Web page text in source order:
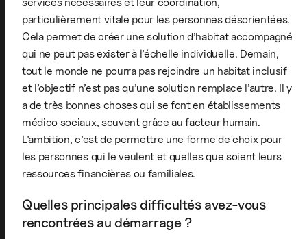
particulièrement vitale pour les personnes désorientées.
Cela permet de créer une solution d’habitat accompagné
qui ne peut pas exister à l’échelle individuelle. Demain,
tout le monde ne pourra pas rejoindre un habitat inclusif
et l’objectif n’est pas qu’une solution remplace l’autre. Il y
a de très bonnes choses qui se font en établissements
médico sociaux, souvent grâce au facteur humain.
L’ambition, c’est de permettre une forme de choix pour
les personnes qui le veulent et quelles que soient leurs
ressources financières ou familiales.
Quelles principales difficultés avez-vous
rencontrées au démarrage ?